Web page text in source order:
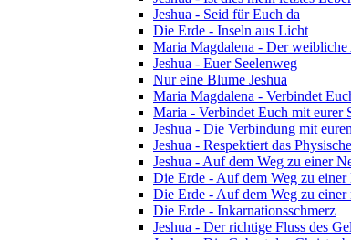
Jeshua - Seid für Euch da
Die Erde - Inseln aus Licht
Maria Magdalena - Der weibliche
Jeshua - Euer Seelenweg
Nur eine Blume Jeshua
Maria Magdalena - Verbindet
Maria - Verbindet Euch mit eurer
Jeshua - Die Verbindung mit
Jeshua - Respektiert das
Jeshua - Auf dem Weg zu einer
Die Erde - Auf dem Weg zu
Die Erde - Auf dem Weg zu
Die Erde - Inkarnationsschmerz
Jeshua - Der richtige Fluss des